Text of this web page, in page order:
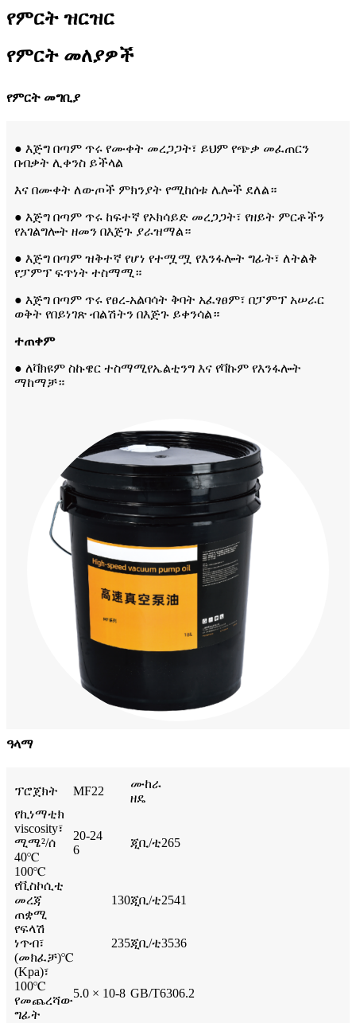
የምርት ዝርዝር
የምርት መለያዎች
የምርት መግቢያ
● እጅግ በጣም ጥሩ የሙቀት መረጋጋት፣ ይህም የጭቃ መፈጠርን
በብቃት ሊቀንስ ይችላል
እና በሙቀት ለውጦች ምክንያት የሚከሰቱ ሌሎች ደለል።
● እጅግ በጣም ጥሩ ከፍተኛ የኦክሳይድ መረጋጋት፣ የዘይት ምርቶችን
የአገልግሎት ዘመን በእጅጉ ያራዝማል።
● እጅግ በጣም ዝቅተኛ የሆነ የተሟሟ የእንፋሎት ግፊት፣ ለትልቅ
የፓምፕ ፍጥነት ተስማሚ።
● እጅግ በጣም ጥሩ የፀረ-አልባሳት ቅባት አፈፃፀም፣ በፓምፕ አሠራር
ወቅት የበይነገጽ ብልሽትን በእጅጉ ይቀንሳል።
ተጠቀም
● ለቫክዩም ስኩዌር ተስማሚየኤልቲንግ እና የቫኩም የእንፋሎት
ማከማቻ።
ዓላማ
ፕሮጀክት MF22
ሙከራ
ዘዴ
የኪነማቲክ
viscosity፣
ሚሜ²/ሰ
40℃
100℃
20-24
6
ጂቢ/ቲ265
የቪስኮሲቲ
መረጃ
ጠቋሚ
130ጂቢ/ቲ2541
የፍላሽ
ነጥብ፣
(መክፈቻ)℃
235ጂቢ/ቲ3536
(Kpa)፣
100℃
የመጨረሻው
ግፊት
5.0 × 10-8 GB/T6306.2